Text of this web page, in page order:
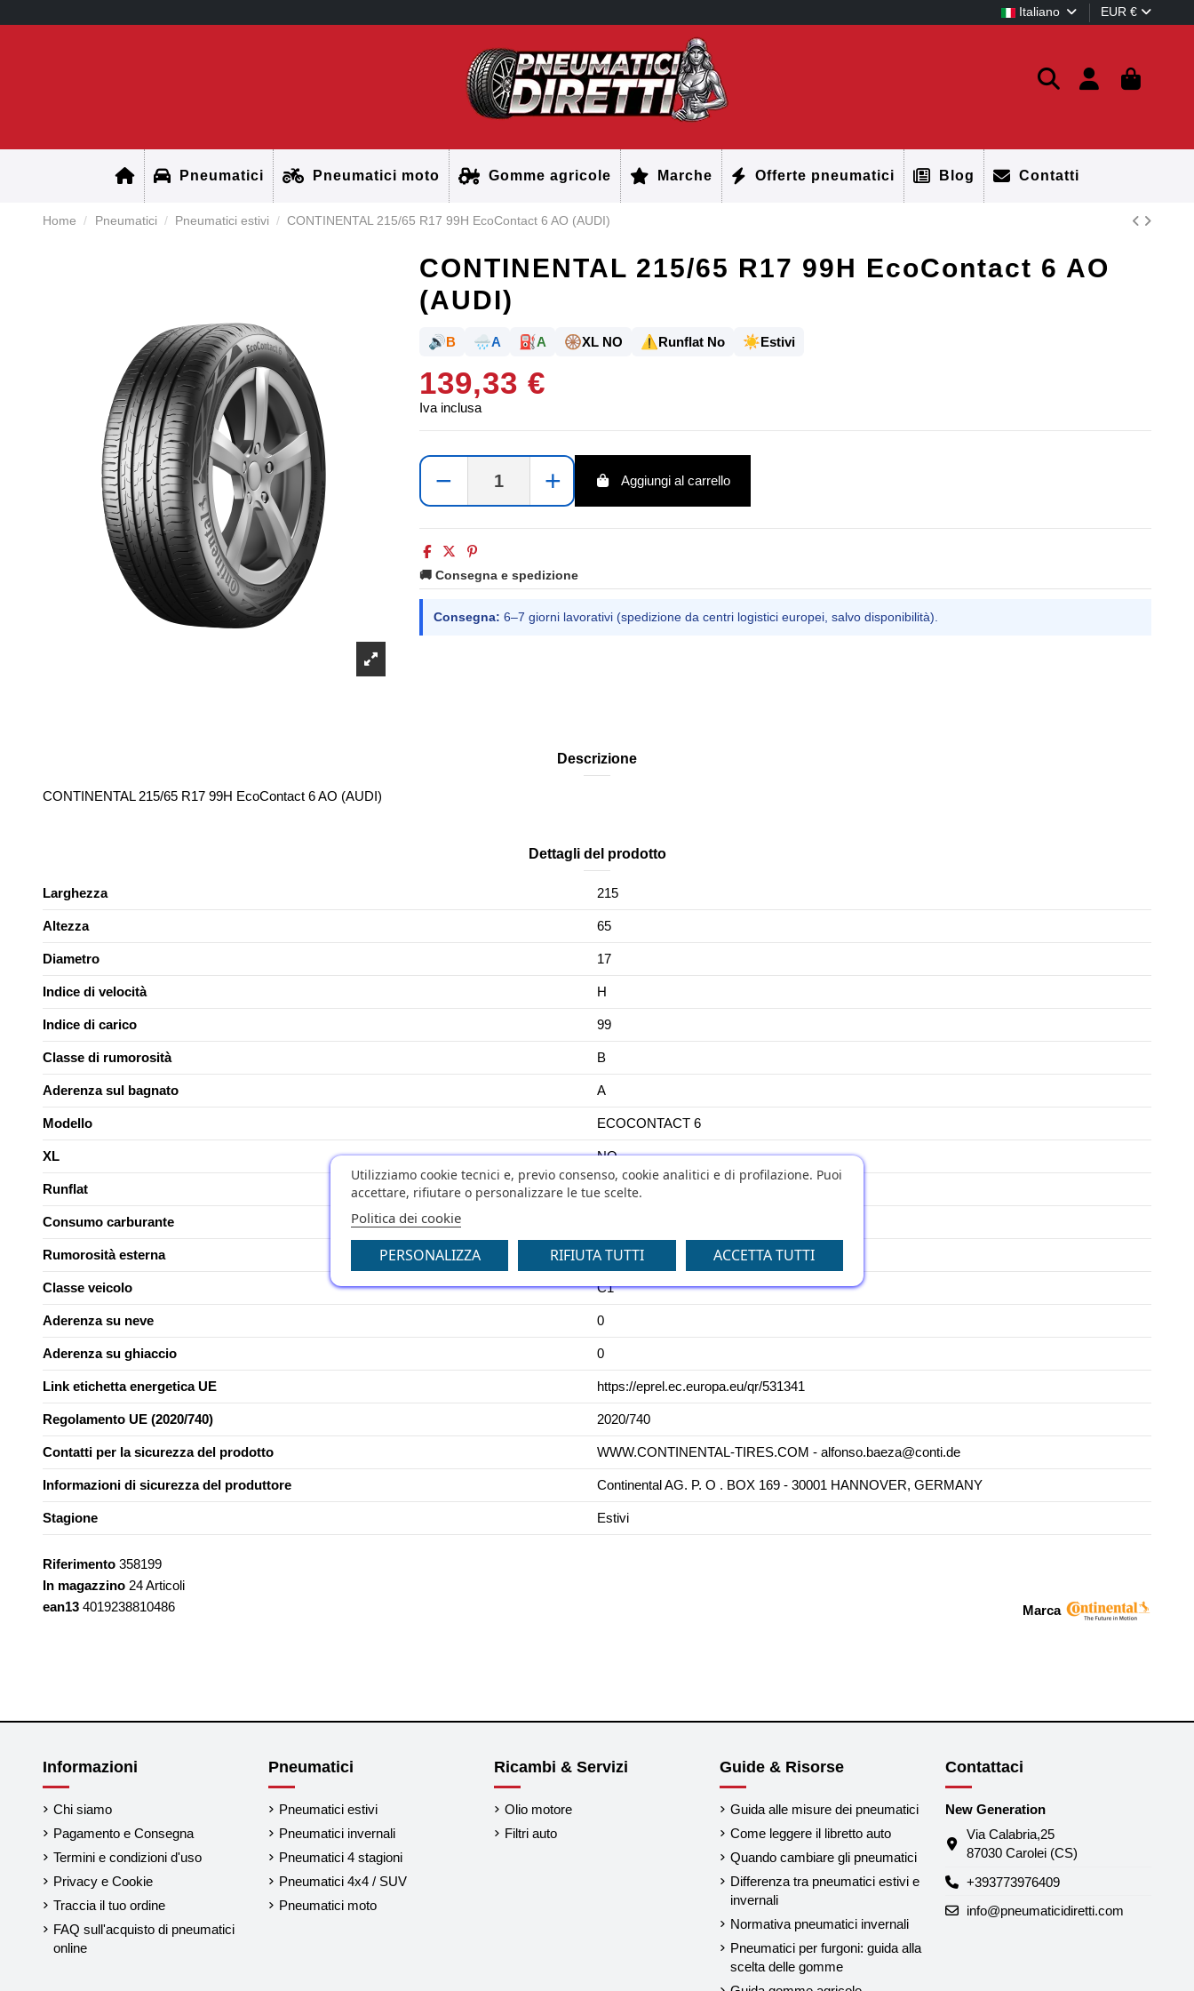
Italiano EUR €
Pneumatici Pneumatici moto Gomme agricole Marche Offerte pneumatici Blog Contatti
Home Pneumatici Pneumatici estivi CONTINENTAL 215/65 R17 99H EcoContact 6 AO (AUDI)
CONTINENTAL 215/65 R17 99H EcoContact 6 AO
(AUDI)
🔊B 🌧️A ⛽A 🛞XL NO ⚠️Runflat No ☀️Estivi
139,33 €
Iva inclusa
− + Aggiungi al carrello
🚚 Consegna e spedizione
Consegna: 6–7 giorni lavorativi (spedizione da centri logistici europei, salvo disponibilità).
Descrizione
CONTINENTAL 215/65 R17 99H EcoContact 6 AO (AUDI)
Dettagli del prodotto
Larghezza 215
Altezza 65
Diametro 17
Indice di velocità H
Indice di carico 99
Classe di rumorosità B
Aderenza sul bagnato A
Modello ECOCONTACT 6
XL NO
Runflat No
Consumo carburante
Rumorosità esterna 71
Classe veicolo C1
Aderenza su neve 0
Aderenza su ghiaccio 0
Link etichetta energetica UE https://eprel.ec.europa.eu/qr/531341
Regolamento UE (2020/740) 2020/740
Contatti per la sicurezza del prodotto WWW.CONTINENTAL-TIRES.COM - alfonso.baeza@conti.de
Informazioni di sicurezza del produttore Continental AG. P. O . BOX 169 - 30001 HANNOVER, GERMANY
Stagione Estivi
Marca
Riferimento 358199
In magazzino 24 Articoli
ean13 4019238810486
Informazioni
Chi siamo
Pagamento e Consegna
Termini e condizioni d'uso
Privacy e Cookie
Traccia il tuo ordine
FAQ sull'acquisto di pneumatici
online
Pneumatici
Pneumatici estivi
Pneumatici invernali
Pneumatici 4 stagioni
Pneumatici 4x4 / SUV
Pneumatici moto
Ricambi & Servizi
Olio motore
Filtri auto
Guide & Risorse
Guida alle misure dei pneumatici
Come leggere il libretto auto
Quando cambiare gli pneumatici
Differenza tra pneumatici estivi e
invernali
Normativa pneumatici invernali
Pneumatici per furgoni: guida alla
scelta delle gomme
Contattaci
New Generation
Via Calabria,25
87030 Carolei (CS)
+393773976409
info@pneumaticidiretti.com
Utilizziamo cookie tecnici e, previo consenso, cookie analitici e di profilazione. Puoi
accettare, rifiutare o personalizzare le tue scelte.
Politica dei cookie
PERSONALIZZA RIFIUTA TUTTI ACCETTA TUTTI